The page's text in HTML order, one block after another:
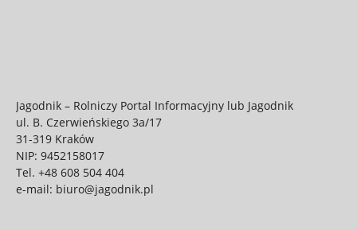
Jagodnik – Rolniczy Portal Informacyjny lub Jagodnik
ul. B. Czerwieńskiego 3a/17
31-319 Kraków
NIP: 9452158017
Tel. +48 608 504 404
e-mail: biuro@jagodnik.pl